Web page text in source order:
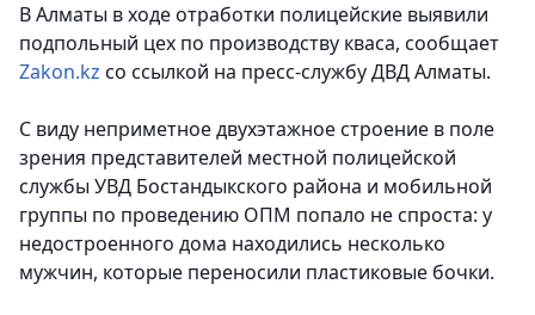
В Алматы в ходе отработки полицейские выявили
подпольный цех по производству кваса, сообщает
Zakon.kz со ссылкой на пресс-службу ДВД Алматы.
С виду неприметное двухэтажное строение в поле
зрения представителей местной полицейской
службы УВД Бостандыкского района и мобильной
группы по проведению ОПМ попало не спроста: у
недостроенного дома находились несколько
мужчин, которые переносили пластиковые бочки.